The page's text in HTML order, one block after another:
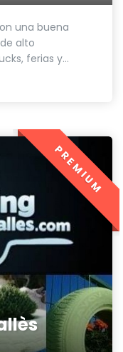
una buena
alto
ferias y...
PREMIUM